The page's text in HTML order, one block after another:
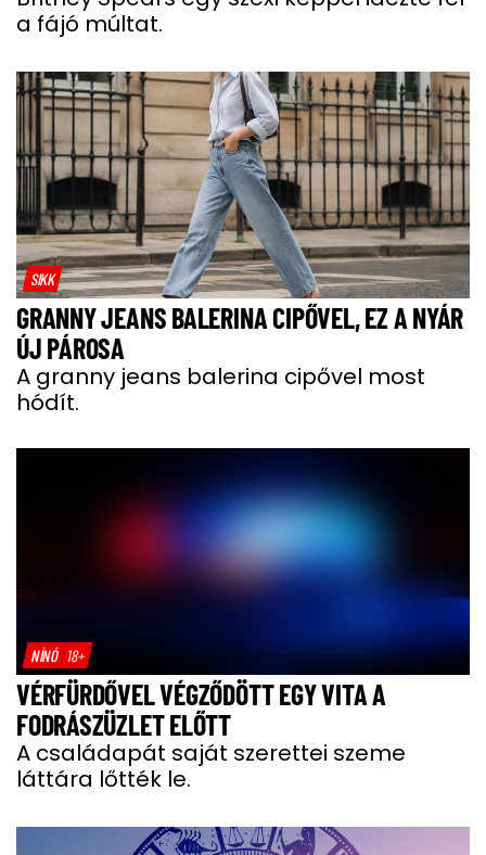
a fájó múltat.
SIKK
GRANNY JEANS BALERINA CIPŐVEL, EZ A NYÁR
ÚJ PÁROSA
A granny jeans balerina cipővel most
hódít.
NÍNÓ 18+
VÉRFÜRDŐVEL VÉGZŐDÖTT EGY VITA A
FODRÁSZÜZLET ELŐTT
A családapát saját szerettei szeme
láttára lőtték le.